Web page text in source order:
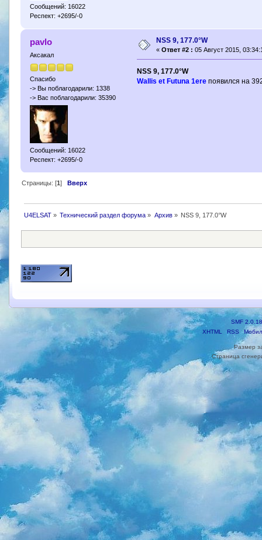
Сообщений: 16022
Респект: +2695/-0
pavlo
Аксакал
Спасибо
-> Вы поблагодарили: 1338
-> Вас поблагодарили: 35390
Сообщений: 16022
Респект: +2695/-0
NSS 9, 177.0°W
« Ответ #2 : 05 Август 2015,
NSS 9, 177.0°W
Wallis et Futuna 1ere появился на
Страницы: [1] Вверх
U4ELSAT» Технический раздел форума » Архив» NSS 9, 177.0°W
SMF 2.0.18
XHTML
RSS
Размер
Страница